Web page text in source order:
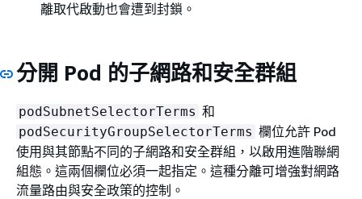
離取代啟動也會遭到封鎖。
分開 Pod 的子網路和安全群組
podSubnetSelectorTerms 和
podSecurityGroupSelectorTerms 欄位允許 Pod
使用與其節點不同的子網路和安全群組，以啟用進階聯網
組態。這兩個欄位必須一起指定。這種分離可增強對網路
流量路由與安全政策的控制。